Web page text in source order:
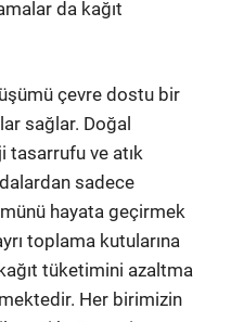
da kağıt
çevre dostu bir
sağlar. Doğal
tasarrufu ve atık
sadece
hayata geçirmek
toplama kutularına
tüketimini azaltma
Her birimizin